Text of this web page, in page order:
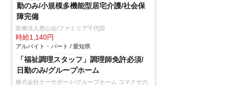
勤のみ/小規模多機能型居宅介護/社会保
障完備
医療法人悠山会/ファミリア千代田
時給1,140円
アルバイト・パート / 愛知県
「福祉調理スタッフ」調理師免許必須/
日勤のみ/グループホーム
株式会社ケーサポート/グループホーム コマクサの